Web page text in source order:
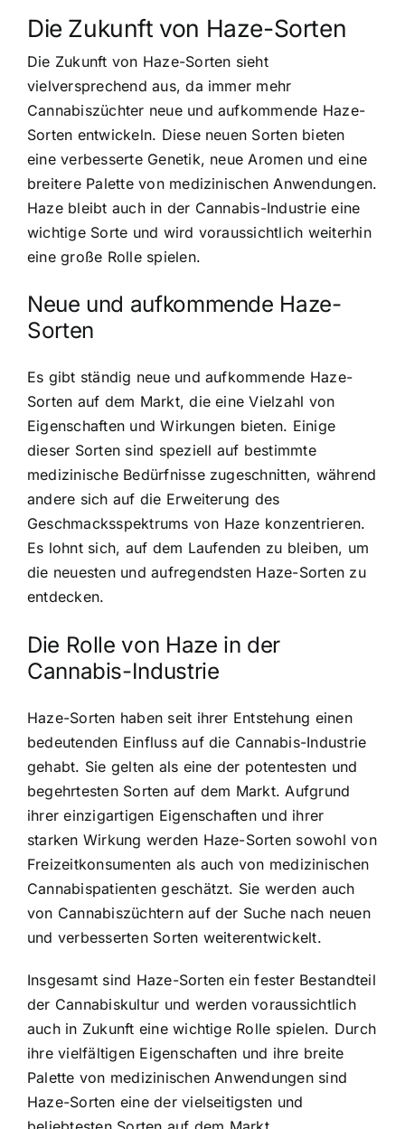
Die Zukunft von Haze-Sorten
Die Zukunft von Haze-Sorten sieht
vielversprechend aus, da immer mehr
Cannabiszüchter neue und aufkommende Haze-
Sorten entwickeln. Diese neuen Sorten bieten
eine verbesserte Genetik, neue Aromen und eine
breitere Palette von medizinischen Anwendungen.
Haze bleibt auch in der Cannabis-Industrie eine
wichtige Sorte und wird voraussichtlich weiterhin
eine große Rolle spielen.
Neue und aufkommende Haze-
Sorten
Es gibt ständig neue und aufkommende Haze-
Sorten auf dem Markt, die eine Vielzahl von
Eigenschaften und Wirkungen bieten. Einige
dieser Sorten sind speziell auf bestimmte
medizinische Bedürfnisse zugeschnitten, während
andere sich auf die Erweiterung des
Geschmacksspektrums von Haze konzentrieren.
Es lohnt sich, auf dem Laufenden zu bleiben, um
die neuesten und aufregendsten Haze-Sorten zu
entdecken.
Die Rolle von Haze in der
Cannabis-Industrie
Haze-Sorten haben seit ihrer Entstehung einen
bedeutenden Einfluss auf die Cannabis-Industrie
gehabt. Sie gelten als eine der potentesten und
begehrtesten Sorten auf dem Markt. Aufgrund
ihrer einzigartigen Eigenschaften und ihrer
starken Wirkung werden Haze-Sorten sowohl von
Freizeitkonsumenten als auch von medizinischen
Cannabispatienten geschätzt. Sie werden auch
von Cannabiszüchtern auf der Suche nach neuen
und verbesserten Sorten weiterentwickelt.
Insgesamt sind Haze-Sorten ein fester Bestandteil
der Cannabiskultur und werden voraussichtlich
auch in Zukunft eine wichtige Rolle spielen. Durch
ihre vielfältigen Eigenschaften und ihre breite
Palette von medizinischen Anwendungen sind
Haze-Sorten eine der vielseitigsten und